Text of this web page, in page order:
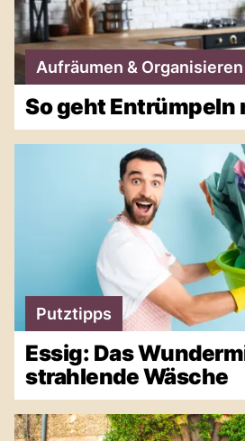
Aufräumen & Organisieren
So geht Entrümpeln
Putztipps
Essig: Das
strahlende Wäsche